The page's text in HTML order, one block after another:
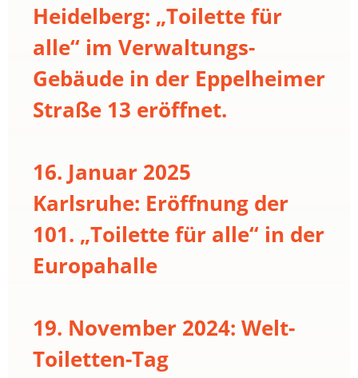
Heidelberg: „Toilette für
alle“ im Verwaltungs-
Gebäude in der Eppelheimer
Straße 13 eröffnet.
16. Januar 2025
Karlsruhe: Eröffnung der
101. „Toilette für alle“ in der
Europahalle
19. November 2024: Welt-
Toiletten-Tag